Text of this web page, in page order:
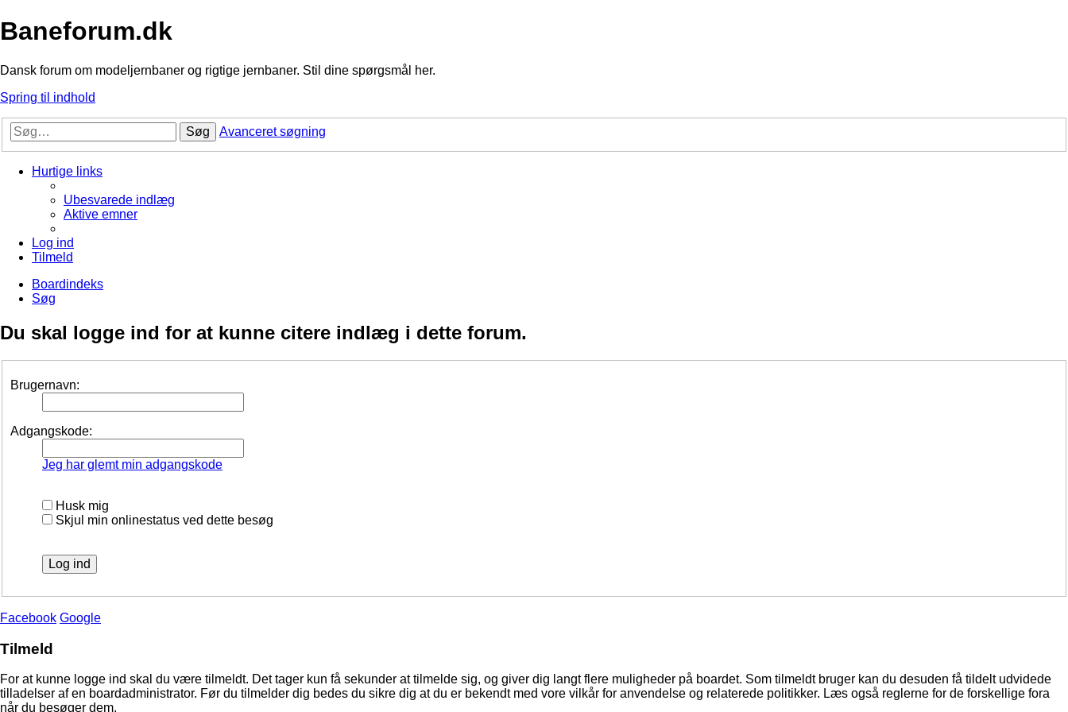
Baneforum.dk
Dansk forum om modeljernbaner og rigtige jernbaner. Stil dine spørgsmål her.
Spring til indhold
Søg Avanceret søgning
Hurtige links
Ubesvarede indlæg
Aktive emner
Log ind
Tilmeld
Boardindeks
Søg
Du skal logge ind for at kunne citere indlæg i dette forum.
Brugernavn:
Adgangskode:
Jeg har glemt min adgangskode
Husk mig
Skjul min onlinestatus ved dette besøg
Facebook Google
Tilmeld
For at kunne logge ind skal du være tilmeldt. Det tager kun få sekunder at tilmelde sig, og giver dig langt flere muligheder på boardet. Som tilmeldt bruger kan du desuden få tildelt udvidede
tilladelser af en boardadministrator. Før du tilmelder dig bedes du sikre dig at du er bekendt med vore vilkår for anvendelse og relaterede politikker. Læs også reglerne for de forskellige fora
når du besøger dem.